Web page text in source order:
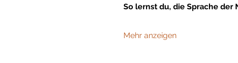
So lernst du, die Sprache
Mehr anzeigen